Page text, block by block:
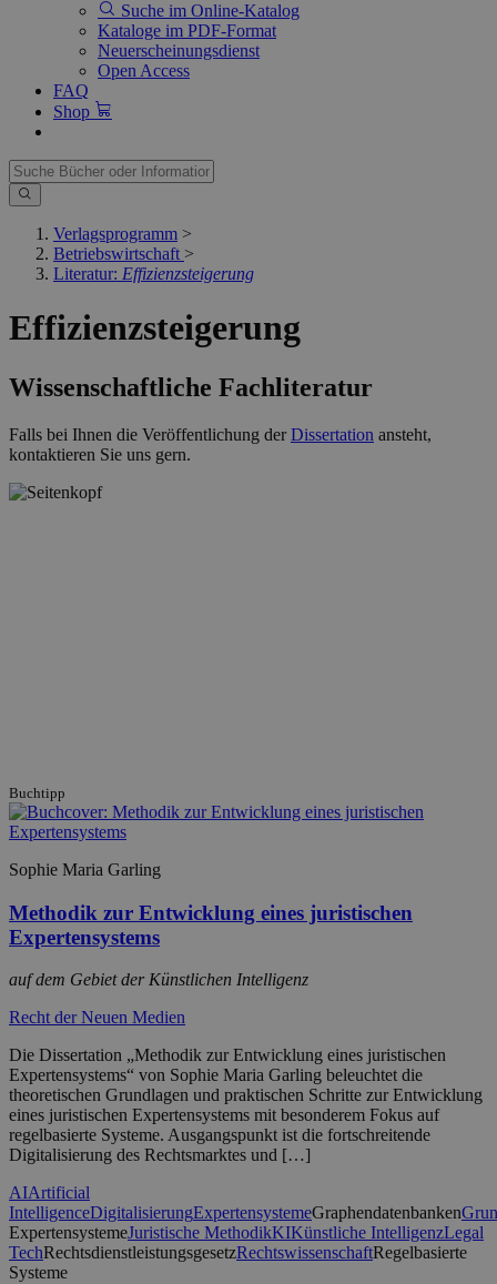
Suche im Online-Katalog
Kataloge im PDF-Format
Neuerscheinungsdienst
Open Access
FAQ
Shop
Verlagsprogramm >
Betriebswirtschaft >
Literatur: Effizienzsteigerung
Effizienzsteigerung
Wissenschaftliche Fachliteratur
Falls bei Ihnen die Veröffentlichung derDissertation ansteht,
kontaktieren Sie uns gern.
Buchtipp
Sophie Maria Garling
Methodik zur Entwicklung eines juristischen
Expertensystems
auf dem Gebiet der Künstlichen Intelligenz
Recht der Neuen Medien
Die Dissertation „Methodik zur Entwicklung eines juristischen
Expertensystems“ von Sophie Maria Garling beleuchtet die
theoretischen Grundlagen und praktischen Schritte zur Entwicklung
eines juristischen Expertensystems mit besonderem Fokus auf
regelbasierte Systeme. Ausgangspunkt ist die fortschreitende
Digitalisierung des Rechtsmarktes und […]
AIArtificial
IntelligenceDigitalisierungExpertensystemeGraphendatenbanken
ExpertensystemeJuristische MethodikKIKünstliche IntelligenzLegal
TechRechtsdienstleistungsgesetzRechtswissenschaftRegelbasierte
Systeme